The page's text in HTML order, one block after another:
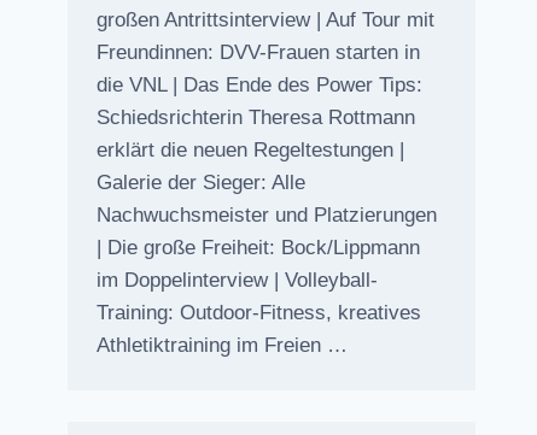
großen Antrittsinterview | Auf Tour mit
Freundinnen: DVV-Frauen starten in
die VNL | Das Ende des Power Tips:
Schiedsrichterin Theresa Rottmann
erklärt die neuen Regeltestungen |
Galerie der Sieger: Alle
Nachwuchsmeister und Platzierungen
| Die große Freiheit: Bock/Lippmann
im Doppelinterview | Volleyball-
Training: Outdoor-Fitness, kreatives
Athletiktraining im Freien …